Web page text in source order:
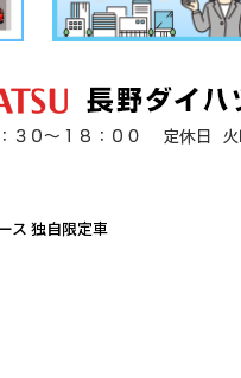
ス 独自限定車